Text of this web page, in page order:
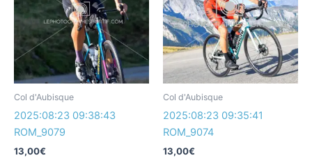
Col d'Aubisque
2025:08:23 09:38:43
ROM_9079
13,00€
Col d'Aubisque
2025:08:23 09:35:41
ROM_9074
13,00€